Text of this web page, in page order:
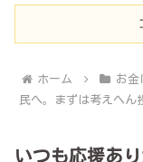
ホーム お金
民へ。まずは考えへん
いつも応援あ